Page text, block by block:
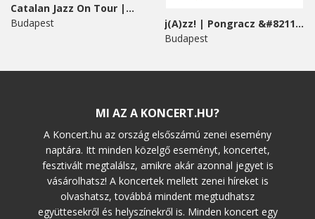
Catalan Jazz On Tour |...
Budapest
j(A)zz! | Pongracz &#8211;...
Budapest
MI AZ A KONCERT.HU?
A Koncert.hu az ország elsőszámú zenei esemény
naptára. Itt minden közelgő eseményt, koncertet,
fesztivált megtalálsz, amikre akár azonnal jegyet is
vásárolhatsz! A koncertek mellett zenei híreket is
olvashatsz, továbbá mindent megtudhatsz
együttesekről és helyszínekről is. Minden koncert egy